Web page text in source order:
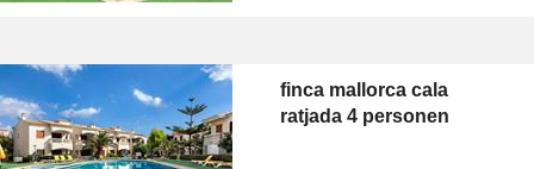
finca mallorca cala
ratjada 4 personen